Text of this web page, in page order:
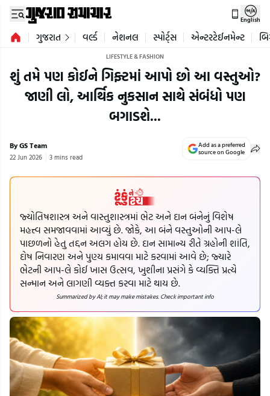
English
ગુજરાત વર્લ્ડ નેશનલ સ્પોર્ટ્સ એન્ટરટેઈનમેન્ટ
LIFESTYLE & FASHION
શું તમે પણ કોઈને ગિફ્ટમાં આપો છો આ વસ્તુઓ?
જાણી લો, આર્થિક નુકસાન સાથે સંબંધો પણ
બગાડશે...
By GS Team
22 Jun 2026 3 mins read
Add as a preferred
source on Google
જ્યોતિષશાસ્ત્ર અને વાસ્તુશાસ્ત્રમાં ભેટ અને દાન બંનેનું વિશેષ
મહત્ત્વ સમજાવવામાં આવ્યું છે. જોકે, આ બંને વસ્તુઓની આપ-લે
પાછળનો હેતુ તદ્દન અલગ હોય છે. દાન સામાન્ય રીતે ગ્રહોની શાંતિ,
દોષ નિવારણ અને પુણ્ય કમાવવા માટે કરવામાં આવે છે; જ્યારે
ભેટની આપ-લે કોઈ ખાસ ઉત્સવ, ખુશીના પ્રસંગે કે વ્યક્તિ પ્રત્યે
સન્માન અને લાગણી વ્યક્ત કરવા માટે થાય છે.
Summarized by AI; it may make mistakes. Check important info